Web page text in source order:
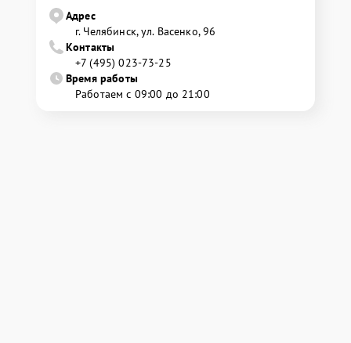
Адрес
г. Челябинск, ул. Васенко, 96
Контакты
+7 (495) 023-73-25
Время работы
Работаем с 09:00 до 21:00